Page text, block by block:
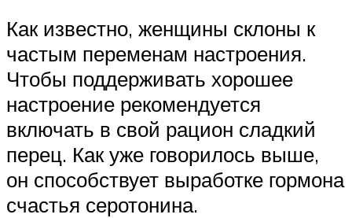
Как известно, женщины склоны к
частым переменам настроения.
Чтобы поддерживать хорошее
настроение рекомендуется
включать в свой рацион сладкий
перец. Как уже говорилось выше,
он способствует выработке гормона
счастья серотонина.